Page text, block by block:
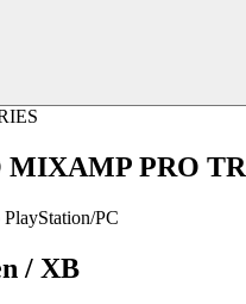
MIXAMP PRO TR
PC
/ XB